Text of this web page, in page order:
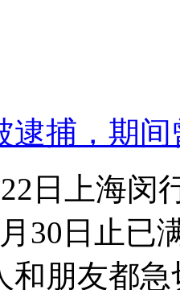
逮捕，期
日上海
30日止已
和朋友都